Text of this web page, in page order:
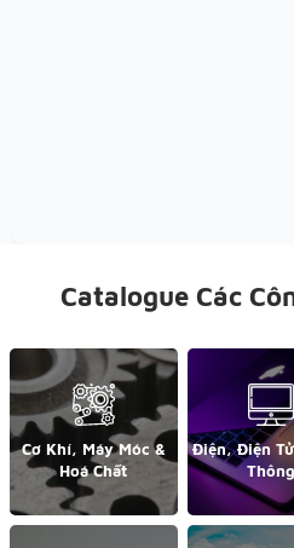
Catalogue Các
Cơ Khí, Máy Móc &
Hoá Chất
Điện, Điện
Thông